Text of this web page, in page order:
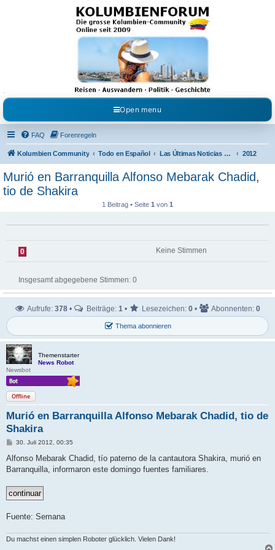
Kolumbienforum - Das
grosse Forum der
Freunde Kolumbiens
Reisen, Auswandern, Kultur, Politik, Geschichte und Visum in Kolumbien und Venezuela.
Austausch, Erfahrungen und Gemeinschaft im Kolumbienforum
Open menu
FAQ Forenregeln
Kolumbien Community Todo en Español Las Últimas Noticias en Español 2012
Murió en Barranquilla Alfonso Mebarak Chadid,
tio de Shakira
1 Beitrag • Seite 1 von 1
0 Keine Stimmen
Insgesamt abgegebene Stimmen: 0
Thema abonnieren
Aufrufe: 378 • Beiträge: 1 • Lesezeichen: 0 • Abonnenten: 0
Themenstarter
News Robot
Newsbot
Offline
Murió en Barranquilla Alfonso Mebarak Chadid, tio de
Shakira
B
i
r
g
30. Juli 2012, 00:35
Alfonso Mebarak Chadid, tío paterno de la cantautora Shakira, murió en
Barranquilla, informaron este domingo fuentes familiares.
Fuente: Semana
Du machst einen simplen Roboter glücklich. Vielen Dank!